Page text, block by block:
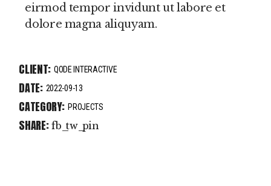
eirmod tempor invidunt ut labore et
dolore magna aliquyam.
CLIENT: QODE INTERACTIVE
DATE: 2022-09-13
CATEGORY: PROJECTS
SHARE: fb tw pin